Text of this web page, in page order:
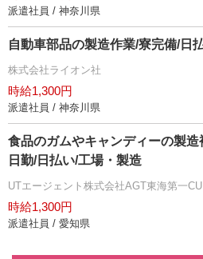
派遣社員 / 神奈川県
自動車部品の製造作業/寮完備/日
株式会社ライオン社
時給1,300円
派遣社員 / 神奈川県
食品のガムやキャンディーの製
日勤/日払い/工場・製造
UTエージェント株式会社AGT東海第一CU
時給1,300円
派遣社員 / 愛知県